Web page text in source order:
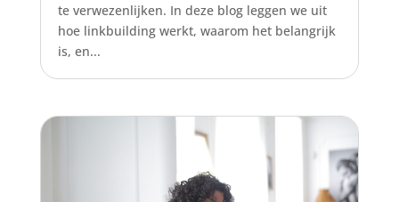
te verwezenlijken. In deze blog leggen we uit
hoe linkbuilding werkt, waarom het belangrijk
is, en...